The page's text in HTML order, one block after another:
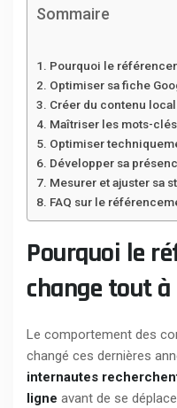
Sommaire
Pourquoi le
Optimiser sa fiche
Créer du contenu
Maîtriser les mots-
Optimiser
Développer sa
Mesurer et ajuster sa
FAQ sur le
Pourquoi le
change tout
Le comportement des
changé ces dernières
internautes
ligne avant de se